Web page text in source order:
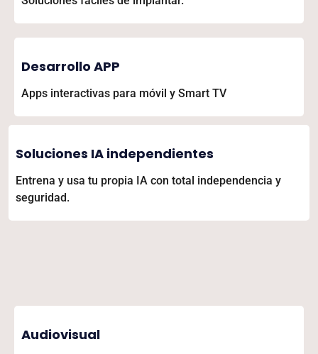
Desarrollo APP
Apps interactivas para móvil y Smart TV
Soluciones IA independientes
Entrena y usa tu propia IA con total independencia y
seguridad.
Audiovisual